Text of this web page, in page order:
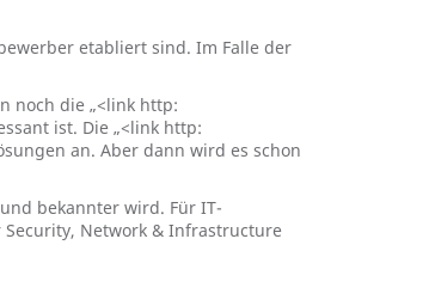
etabliert sind. Im Falle der
noch die „<link http:
ist. Die „<link http:
an. Aber dann wird es schon
bekannter wird. Für IT-
Network & Infrastructure